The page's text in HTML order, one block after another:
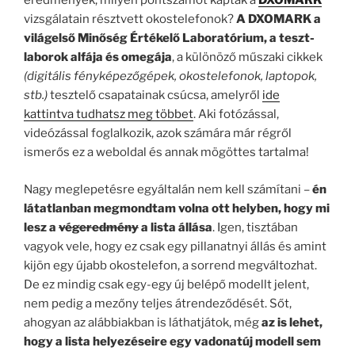
vizsgálatain résztvett okostelefonok?A DXOMARK a
világelső Minőség Értékelő Laboratórium, a teszt-
laborok alfája és omegája, a különöző műszaki cikkek
(digitális fényképezőgépek, okostelefonok, laptopok,
stb.)tesztelő csapatainak csúcsa, amelyről ide
kattintva tudhatsz meg többet. Aki fotózással,
videózással foglalkozik, azok számára már régről
ismerős ez a weboldal és annak mögöttes tartalma!
Nagy meglepetésre egyáltalán nem kell számítani –én
látatlanban megmondtam volna ott helyben, hogy mi
lesz a végeredménya lista állása. Igen, tisztában
vagyok vele, hogy ez csak egy pillanatnyi állás és amint
kijön egy újabb okostelefon, a sorrend megváltozhat.
De ez mindig csak egy-egy új belépő modellt jelent,
nem pedig a mezőny teljes átrendeződését. Sőt,
ahogyan az alábbiakban is láthatjátok, mégaz is lehet,
hogy a lista helyezéseire egy vadonatúj modell sem